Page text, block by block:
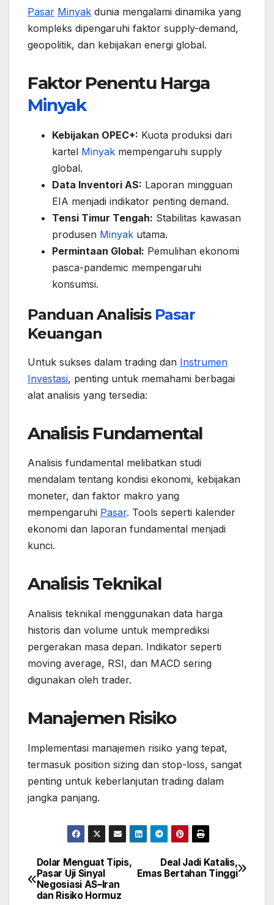
Pasar Minyak dunia mengalami dinamika yang
kompleks dipengaruhi faktor supply-demand,
geopolitik, dan kebijakan energi global.
Faktor Penentu Harga
Minyak
Kebijakan OPEC+: Kuota produksi dari
kartel Minyak mempengaruhi supply
global.
Data Inventori AS: Laporan mingguan
EIA menjadi indikator penting demand.
Tensi Timur Tengah: Stabilitas kawasan
produsen Minyak utama.
Permintaan Global: Pemulihan ekonomi
pasca-pandemic mempengaruhi
konsumsi.
Panduan Analisis Pasar
Keuangan
Untuk sukses dalam trading dan Instrumen
Investasi, penting untuk memahami berbagai
alat analisis yang tersedia:
Analisis Fundamental
Analisis fundamental melibatkan studi
mendalam tentang kondisi ekonomi, kebijakan
moneter, dan faktor makro yang
mempengaruhi Pasar. Tools seperti kalender
ekonomi dan laporan fundamental menjadi
kunci.
Analisis Teknikal
Analisis teknikal menggunakan data harga
historis dan volume untuk memprediksi
pergerakan masa depan. Indikator seperti
moving average, RSI, dan MACD sering
digunakan oleh trader.
Manajemen Risiko
Implementasi manajemen risiko yang tepat,
termasuk position sizing dan stop-loss, sangat
penting untuk keberlanjutan trading dalam
jangka panjang.
Post
navigation
Deal Jadi Katalis,
Emas Bertahan Tinggi
Dolar Menguat Tipis,
Pasar Uji Sinyal
Negosiasi AS–Iran
dan Risiko Hormuz